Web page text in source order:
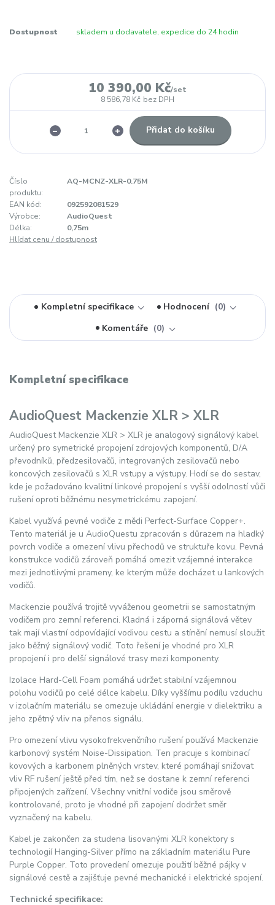
Dostupnost skladem u dodavatele, expedice do 24 hodin
10 390,00 Kč/set
8 586,78 Kč bez DPH
Přidat do košíku
Číslo
produktu:
AQ-MCNZ-XLR-0.75M
EAN kód:
092592081529
Výrobce:
AudioQuest
Délka:
0,75m
Hlídat cenu / dostupnost
Kompletní specifikace Hodnocení
0
Komentáře
0
Kompletní specifikace
AudioQuest Mackenzie XLR > XLR
AudioQuest Mackenzie XLR > XLR je analogový signálový kabel
určený pro symetrické propojení zdrojových komponentů, D/A
převodníků, předzesilovačů, integrovaných zesilovačů nebo
koncových zesilovačů s XLR vstupy a výstupy. Hodí se do sestav,
kde je požadováno kvalitní linkové propojení s vyšší odolností vůči
rušení oproti běžnému nesymetrickému zapojení.
Kabel využívá pevné vodiče z mědi Perfect-Surface Copper+.
Tento materiál je u AudioQuestu zpracován s důrazem na hladký
povrch vodiče a omezení vlivu přechodů ve struktuře kovu. Pevná
konstrukce vodičů zároveň pomáhá omezit vzájemné interakce
mezi jednotlivými prameny, ke kterým může docházet u lankových
vodičů.
Mackenzie používá trojitě vyváženou geometrii se samostatným
vodičem pro zemní referenci. Kladná i záporná signálová větev
tak mají vlastní odpovídající vodivou cestu a stínění nemusí sloužit
jako běžný signálový vodič. Toto řešení je vhodné pro XLR
propojení i pro delší signálové trasy mezi komponenty.
Izolace Hard-Cell Foam pomáhá udržet stabilní vzájemnou
polohu vodičů po celé délce kabelu. Díky vyššímu podílu vzduchu
v izolačním materiálu se omezuje ukládání energie v dielektriku a
jeho zpětný vliv na přenos signálu.
Pro omezení vlivu vysokofrekvenčního rušení používá Mackenzie
karbonový systém Noise-Dissipation. Ten pracuje s kombinací
kovových a karbonem plněných vrstev, které pomáhají snižovat
vliv RF rušení ještě před tím, než se dostane k zemní referenci
připojených zařízení. Všechny vnitřní vodiče jsou směrově
kontrolované, proto je vhodné při zapojení dodržet směr
vyznačený na kabelu.
Kabel je zakončen za studena lisovanými XLR konektory s
technologií Hanging-Silver přímo na základním materiálu Pure
Purple Copper. Toto provedení omezuje použití běžné pájky v
signálové cestě a zajišťuje pevné mechanické i elektrické spojení.
Technické specifikace: